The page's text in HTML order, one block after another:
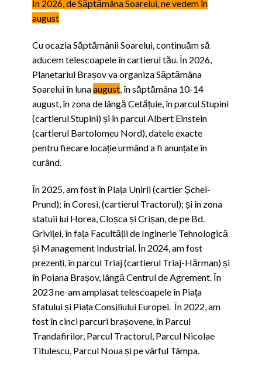
În 2026, de Săptămâna Soarelui, ne vedem în
august
Cu ocazia Săptămânii Soarelui, continuăm să
aducem telescoapele în cartierul tău. În 2026,
Planetariul Brașov va organiza Săptămâna
Soarelui în lunaaugust, în săptămâna 10-14
august, în zona de lângă Cetățuie, în parcul Stupini
(cartierul Stupini) și în parcul Albert Einstein
(cartierul Bartolomeu Nord), datele exacte
pentru fiecare locație urmând a fi anunțate în
curând.
În 2025, am fost în Piața Unirii (cartier Șchei-
Prund); în Coresi, (cartierul Tractorul); și în zona
statuii lui Horea, Cloșca și Crișan, de pe Bd.
Griviței, în fața Facultății de Inginerie Tehnologică
și Management Industrial. În 2024, am fost
prezenți, în parcul Triaj (cartierul Triaj-Hărman) și
în Poiana Brașov, lângă Centrul de Agrement. În
2023 ne-am amplasat telescoapele în Piața
Sfatului și Piața Consiliului Europei. În 2022, am
fost în cinci parcuri brașovene, în Parcul
Trandafirilor, Parcul Tractorul, Parcul Nicolae
Titulescu, Parcul Noua și pe vârful Tâmpa.